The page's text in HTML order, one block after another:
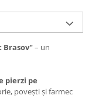
Brasov"– un
pierzi pe
povești și farmec